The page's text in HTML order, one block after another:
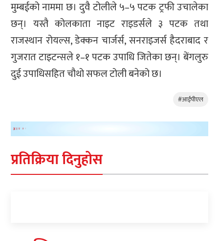
मुम्बईको नाममा छ। दुवै टोलीले ५–५ पटक ट्रफी उचालेका
छन्। यस्तै कोलकाता नाइट राइडर्सले ३ पटक तथा
राजस्थान रोयल्स, डेक्कन चार्जर्स, सनराइजर्स हैदराबाद र
गुजरात टाइटन्सले १–१ पटक उपाधि जितेका छन्। बेंगलुरु
दुई उपाधिसहित चौथो सफल टोली बनेको छ।
#आईपीएल
प्रतिक्रिया दिनुहोस